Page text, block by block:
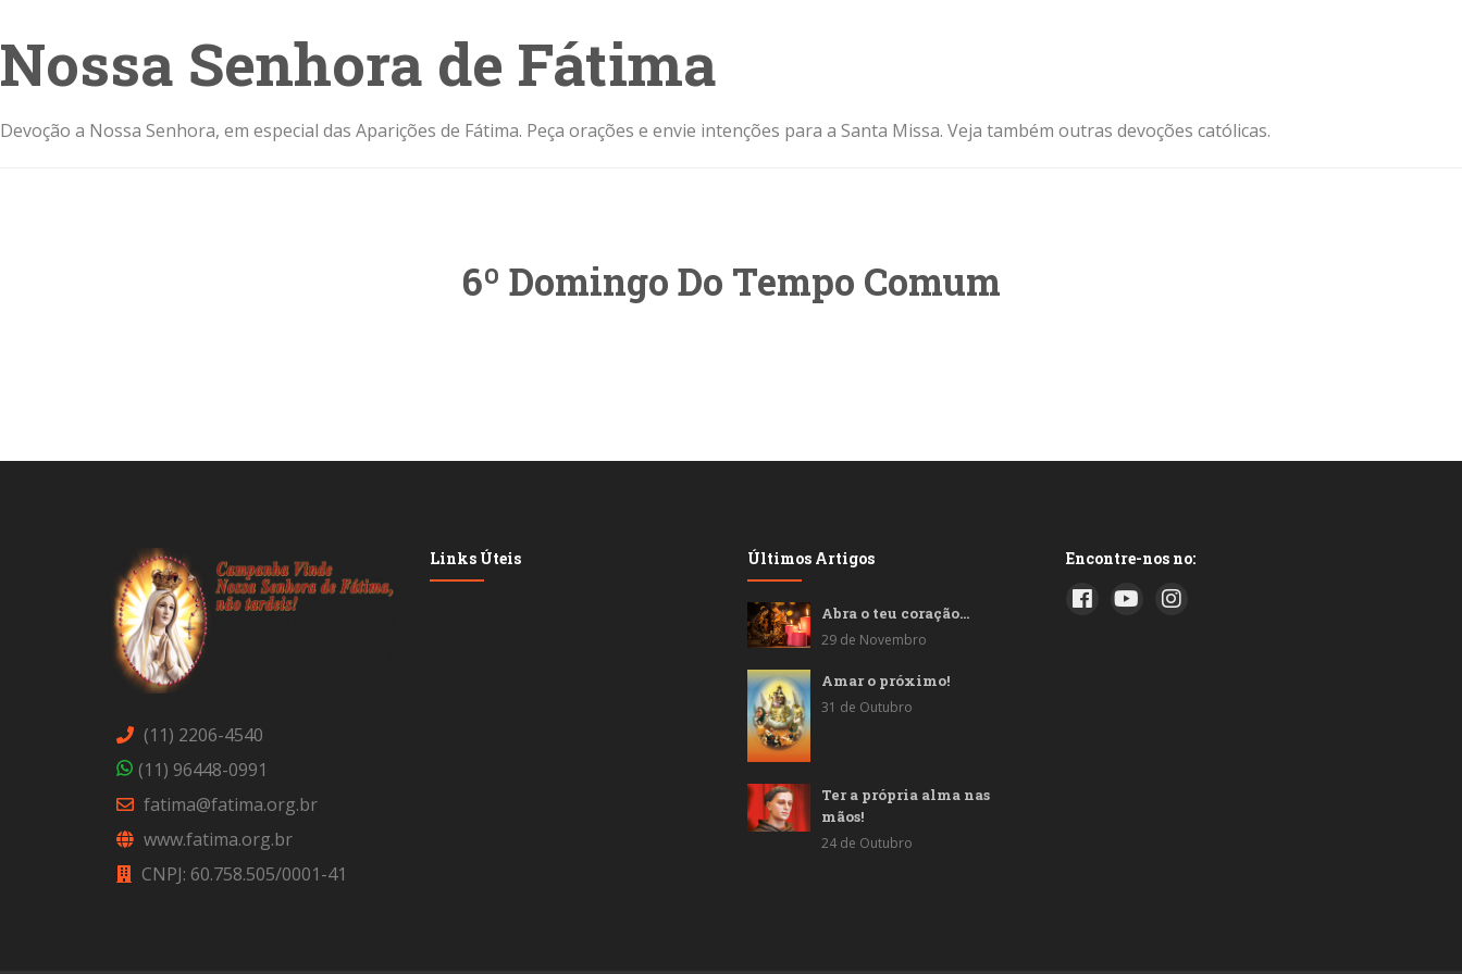
Nossa Senhora de Fátima
Devoção a Nossa Senhora, em especial das Aparições de Fátima. Peça orações e envie intenções para a Santa Missa. Veja também outras devoções católicas.
6º Domingo Do Tempo Comum
(11) 2206-4540
(11) 96448-0991
fatima@fatima.org.br
www.fatima.org.br
CNPJ: 60.758.505/0001-41
Links Úteis Últimos Artigos
Abra o teu coração…
29 de Novembro
Amar o próximo!
31 de Outubro
Ter a própria alma nas
mãos!
24 de Outubro
Encontre-nos no: